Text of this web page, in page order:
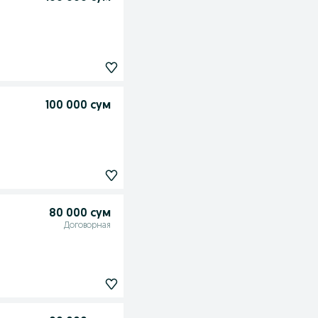
100 000 сум
80 000 сум
Договорная